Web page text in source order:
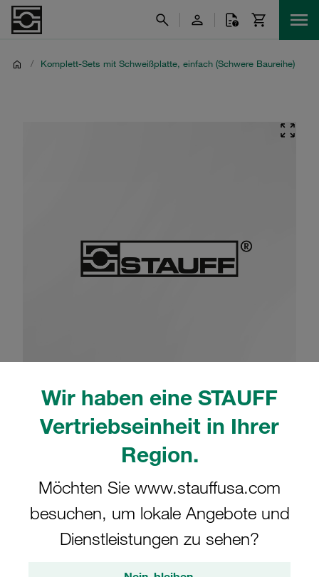
Wir haben eine STAUFF
Vertriebseinheit in Ihrer
Region.
Möchten Sie www.stauffusa.com
besuchen, um lokale Angebote und
Dienstleistungen zu sehen?
/ Komplett-Sets mit Schweißplatte, einfach (Schwere Baureihe)
tatsächlichen Produkt abweichen.
3S Ø18mm Polyamid W10 Deckpl., AS-
Schraube, SI-Blech Anschweißpl.
SPAL-3018-PA-DPAL-AS-SI-M-W10